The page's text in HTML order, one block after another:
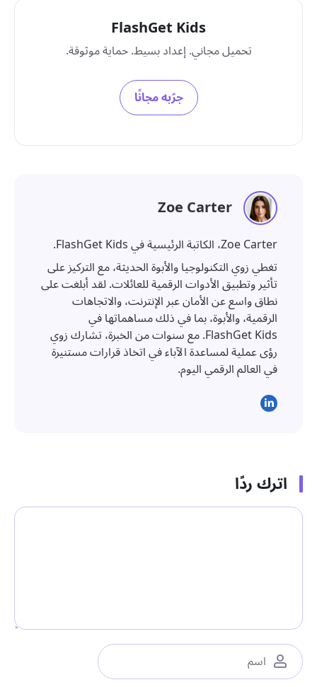
FlashGet Kids
تحميل مجاني. إعداد بسيط. حماية موثوقة.
جرّبه مجانًا
Zoe Carter
Zoe Carter، الكاتبة الرئيسية في FlashGet Kids.
تغطي زوي التكنولوجيا والأبوة الحديثة، مع التركيز على
تأثير وتطبيق الأدوات الرقمية للعائلات. لقد أبلغت على
نطاق واسع عن الأمان عبر الإنترنت، والاتجاهات
الرقمية، والأبوة، بما في ذلك مساهماتها في
FlashGet Kids. مع سنوات من الخبرة، تشارك زوي
رؤى عملية لمساعدة الآباء في اتخاذ قرارات مستنيرة
في العالم الرقمي اليوم.
اترك ردًا